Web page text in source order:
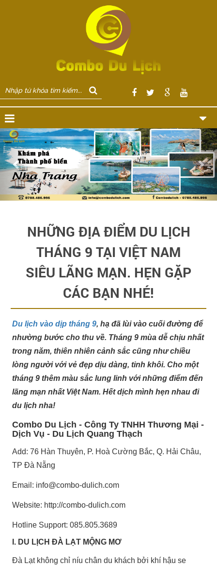
Previous
NHỮNG ĐỊA ĐIỂM DU LỊCH
THÁNG 9 TẠI VIỆT NAM
SIÊU LÃNG MẠN. HẸN GẶP
CÁC BẠN NHÉ!
Du lịch vào dịp tháng 9, hạ đã lùi vào cuối đường để
nhường bước cho thu về. Tháng 9 mùa dễ chịu nhất
trong năm, thiên nhiên cảnh sắc cũng như chiều
lòng người với vẻ đẹp dịu dàng, tinh khôi. Cho một
tháng 9 thêm màu sắc lung linh với những điểm đến
lãng mạn nhất Việt Nam. Hết dịch mình hẹn nhau đi
du lịch nha!
Combo Du Lịch - Công Ty TNHH Thương Mại -
Dịch Vụ - Du Lịch Quang Thạch
Add: 76 Hàn Thuyên, P. Hoà Cường Bắc, Q. Hải Châu,
TP Đà Nẵng
Email: info@combo-dulich.com
Website: http://combo-dulich.com
Hotline Support: 085.805.3689
I. DU LỊCH ĐÀ LẠT MỘNG MƠ
Đà Lạt không chỉ níu chân du khách bởi khí hậu se